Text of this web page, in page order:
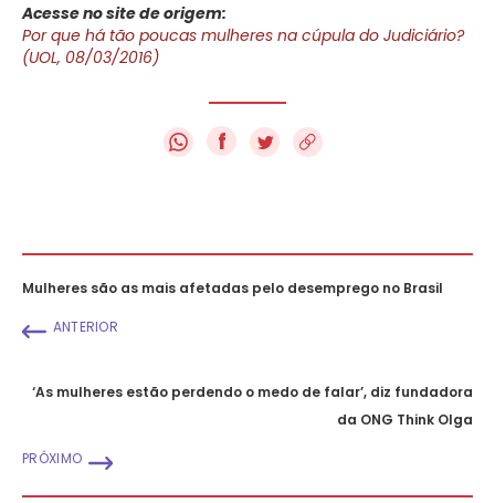
Acesse no site de origem:
Por que há tão poucas mulheres na cúpula do Judiciário?
(UOL, 08/03/2016)
f
Mulheres são as mais afetadas pelo desemprego no Brasil
ANTERIOR
‘As mulheres estão perdendo o medo de falar’, diz fundadora
da ONG Think Olga
PRÓXIMO